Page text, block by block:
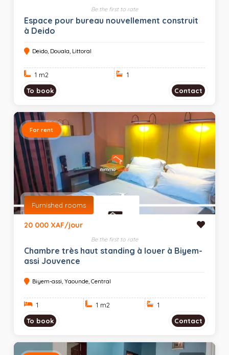
Be the first to rate
Espace pour bureau nouvellement construit
à Deido
Deido, Douala, Littoral
1 m2
1
To book
Contact
For rent
Furnished rooms
20 000 XAF/jour
Be the first to rate
Chambre très haut standing à louer à Biyem-
assi Jouvence
Biyem-assi, Yaounde, Central
1 1 m2
1
To book
Contact